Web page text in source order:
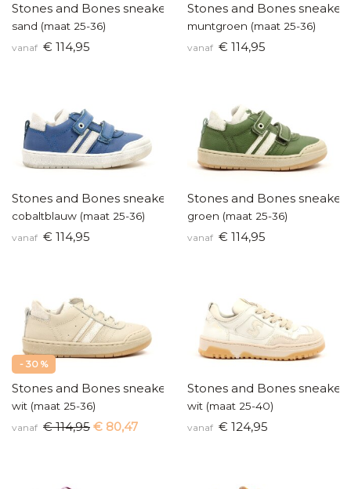
Stones and Bones sneakers
sand (maat 25-36)
vanaf € 114,95
Stones and Bones sneakers
muntgroen (maat 25-36)
vanaf € 114,95
Stones and Bones sneakers
cobaltblauw (maat 25-36)
vanaf € 114,95
Stones and Bones sneakers
groen (maat 25-36)
vanaf € 114,95
- 30 %
Stones and Bones sneakers
wit (maat 25-36)
vanaf € 114,95 € 80,47
Stones and Bones sneakers
wit (maat 25-40)
vanaf € 124,95